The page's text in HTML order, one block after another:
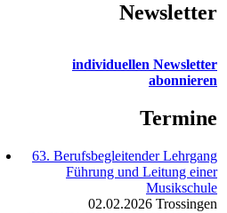
Newsletter
individuellen Newsletter
abonnieren
Termine
63. Berufsbegleitender Lehrgang
Führung und Leitung einer
Musikschule
02.02.2026 Trossingen